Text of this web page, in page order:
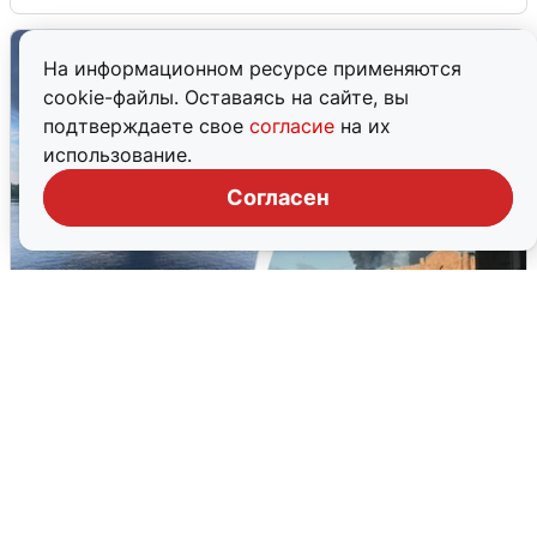
На информационном ресурсе применяются
cookie-файлы. Оставаясь на сайте, вы
подтверждаете свое согласие на их
использование.
Согласен